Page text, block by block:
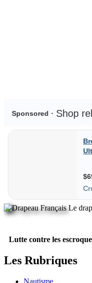
Le
Lutte contre les
Les Rubriques